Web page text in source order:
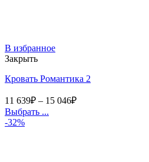
В избранное
Закрыть
Кровать Романтика 2
11 639₽ – 15 046₽
Выбрать ...
-32%